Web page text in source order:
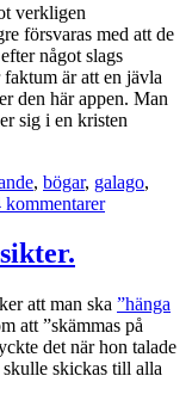
verkligen
försvaras med att de
något slags
är att en jävla
den här appen. Man
sig i en kristen
, bögar, galago,
kommentarertill
att man ska ”hänga
att ”skämmas på
det när hon talade
skulle skickas till alla